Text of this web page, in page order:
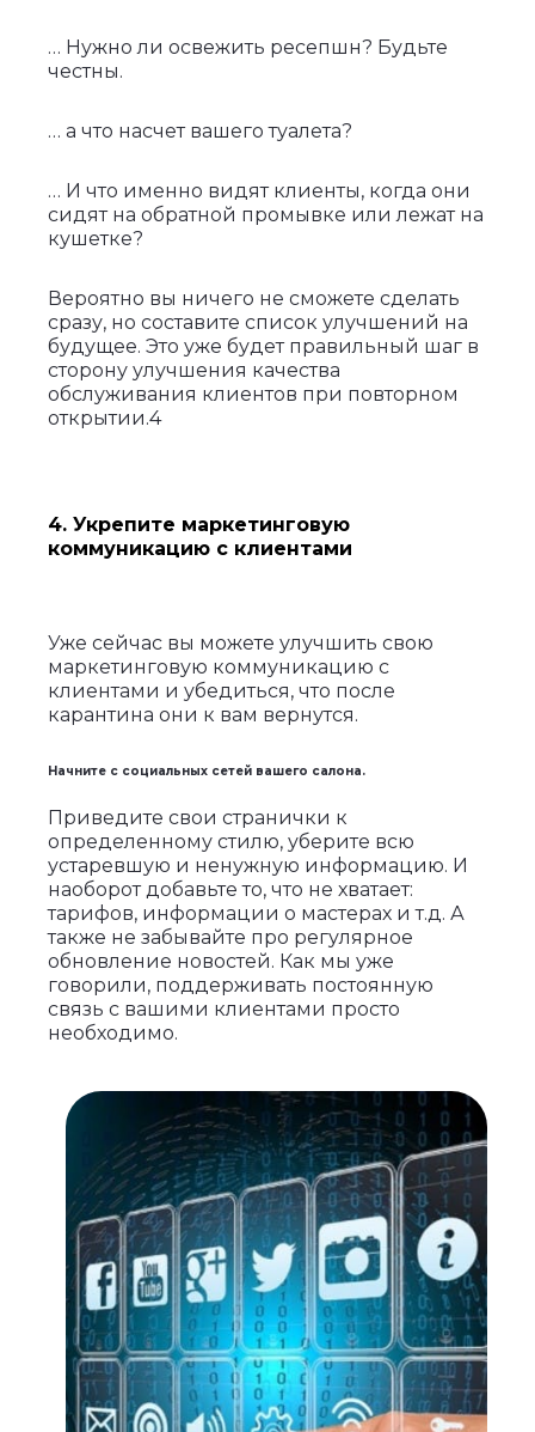
… Нужно ли освежить ресепшн? Будьте
честны.
… а что насчет вашего туалета?
… И что именно видят клиенты, когда они
сидят на обратной промывке или лежат на
кушетке?
Вероятно вы ничего не сможете сделать
сразу, но составите список улучшений на
будущее. Это уже будет правильный шаг в
сторону улучшения качества
обслуживания клиентов при повторном
открытии.4
4. Укрепите маркетинговую
коммуникацию с клиентами
Уже сейчас вы можете улучшить свою
маркетинговую коммуникацию с
клиентами и убедиться, что после
карантина они к вам вернутся.
Начните с социальных сетей вашего салона.
Приведите свои странички к
определенному стилю, уберите всю
устаревшую и ненужную информацию. И
наоборот добавьте то, что не хватает:
тарифов, информации о мастерах и т.д. А
также не забывайте про регулярное
обновление новостей. Как мы уже
говорили, поддерживать постоянную
связь с вашими клиентами просто
необходимо.